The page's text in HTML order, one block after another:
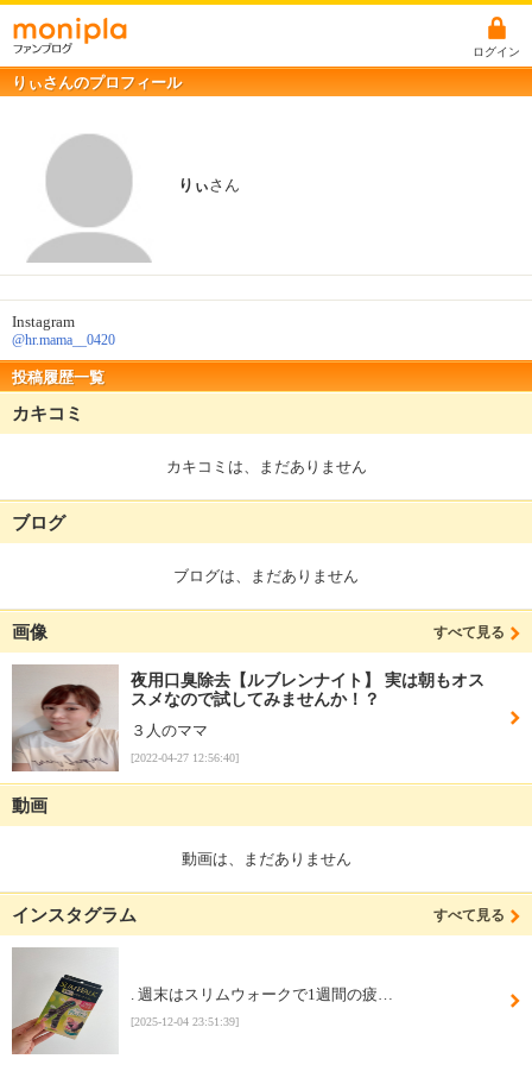
ログイン
りぃさんのプロフィール
りぃさん
Instagram
@hr.mama__0420
投稿履歴一覧
カキコミ
カキコミは、まだありません
ブログ
ブログは、まだありません
画像 すべて見る
夜用口臭除去【ルブレンナイト】 実は朝もオス
スメなので試してみませんか！？
３人のママ
[2022-04-27 12:56:40]
動画
動画は、まだありません
インスタグラム すべて見る
. 週末はスリムウォークで1週間の疲…
[2025-12-04 23:51:39]